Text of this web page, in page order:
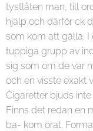
tystlåten man, till
hjälp och därför ck
som kom att gälla.
tuppiga grupp av
sig som om de var
och en visste exakt
Cigaretter bjuds
Finns det redan en
ba- kom örat.